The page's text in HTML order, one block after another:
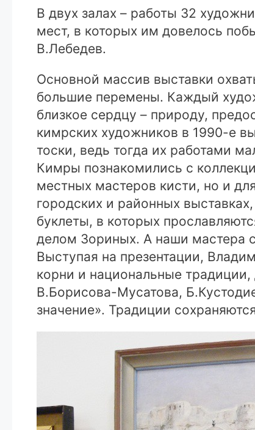
В двух залах – работы 32
мест, в которых им довелось
В.Лебедев.
Основной массив выставки
большие перемены. Каждый
близкое сердцу – природу,
кимрских художников в 1990-е
тоски, ведь тогда их работами
Кимры познакомились с
местных мастеров кисти, но и
городских и районных
буклеты, в которых
делом Зориных. А наши мастера
Выступая на презентации,
корни и национальные
В.Борисова-Мусатова,
значение». Традиции